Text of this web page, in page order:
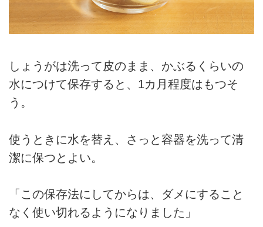
しょうがは洗って皮のまま、かぶるくらいの
水につけて保存すると、1カ月程度はもつそ
う。
使うときに水を替え、さっと容器を洗って清
潔に保つとよい。
「この保存法にしてからは、ダメにすること
なく使い切れるようになりました」